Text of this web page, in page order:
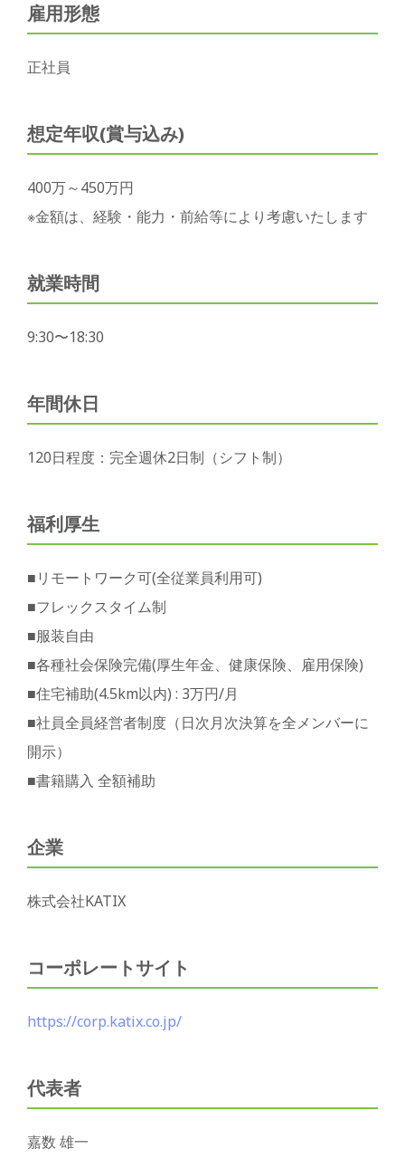
雇用形態
正社員
想定年収(賞与込み)
400万～450万円
※金額は、経験・能力・前給等により考慮いたします
就業時間
9:30〜18:30
年間休日
120日程度：完全週休2日制（シフト制）
福利厚生
■リモートワーク可(全従業員利用可)
■フレックスタイム制
■服装自由
■各種社会保険完備(厚生年金、健康保険、雇用保険)
■住宅補助(4.5km以内) : 3万円/月
■社員全員経営者制度（日次月次決算を全メンバーに
開示）
■書籍購入 全額補助
企業
株式会社KATIX
コーポレートサイト
https://corp.katix.co.jp/
代表者
嘉数 雄一